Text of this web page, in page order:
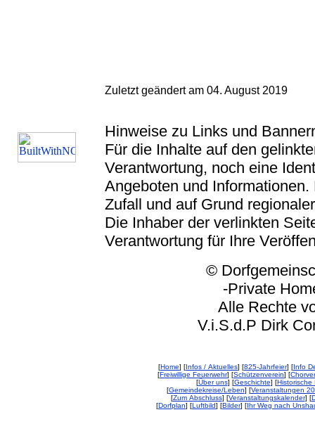
Zuletzt geändert am 04. August 2019
Hinweise zu Links und
Für die Inhalte auf den
Verantwortung, noch eine
Angeboten und
Zufall und auf Grund
Die Inhaber der verlinkten
Verantwortung für Ihre
© Dorfgemeinschaft
-Private
Alle Rechte
V.i.S.d.P Dirk
[Home] [Infos / Aktuelles] [825-Jahrfeier] [Info
[Freiwillige Feuerwehr] [Schützenverein] [
[Über uns] [Geschichte] [Historische
[Gemeindekreise/Leben] [Veranstaltungen
[Zum Abschluss] [Veranstaltungskalender] [
[Dorfplan] [Luftbild] [Bilder] [Ihr Weg nach